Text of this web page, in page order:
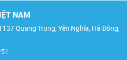
NAM
Quang Trung, Yên Nghĩa, Hà Đông,